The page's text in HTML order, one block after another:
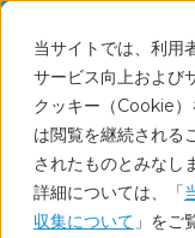
当サイトでは、利用
サービス向上および
クッキー（Cookie
は閲覧を継続される
されたものとみなし
詳細については、「
収集について 」をご
マーケと営業を分断する「感覚」を
Case